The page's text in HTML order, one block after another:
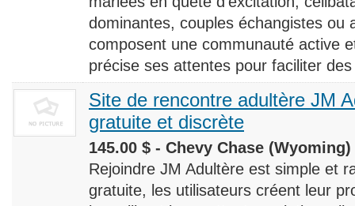
dominantes, couples échangistes ou
composent une communauté active
précise ses attentes pour faciliter
Site de rencontre adultère JM
gratuite et discrète
145.00 $ - Chevy Chase (Wyoming)
Rejoindre JM Adultère est simple et
gratuite, les utilisateurs créent leur